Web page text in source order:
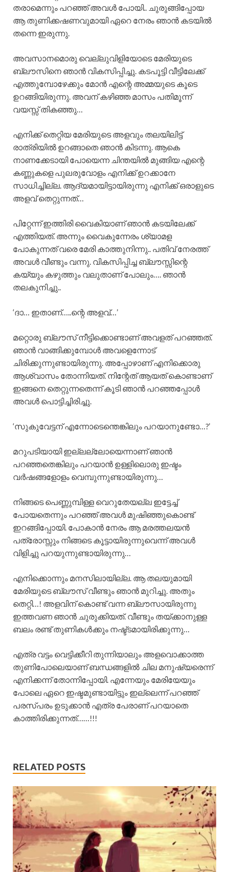
തരാമെന്നും പറഞ്ഞ് അവൾ പോയി.. ചുരുങ്ങിപ്പോയ
ആ തുണിക്കഷണവുമായി ഏറെ നേരം ഞാൻ കടയിൽ
തന്നെ ഇരുന്നു.
അവസാനമൊരു വെല്ലുവിളിയോടെ മേരിയുടെ
ബ്ലൗസിനെ ഞാൻ വികസിപ്പിച്ചു. കടപൂട്ടി വീട്ടിലേക്ക്
എത്തുമ്പോഴേക്കും മോൻ എന്റെ അമ്മയുടെ കൂടെ
ഉറങ്ങിയിരുന്നു. അവന് കഴിഞ്ഞ മാസം പതിമൂന്ന്
വയസ്സ് തികഞ്ഞു…
എനിക്ക് തെറ്റിയ മേരിയുടെ അളവും തലയിലിട്ട്
രാത്രിയിൽ ഉറങ്ങാതെ ഞാൻ കിടന്നു. ആകെ
നാണക്കേടായി പോയെന്ന ചിന്തയിൽ മുങ്ങിയ എന്റെ
കണ്ണുകളെ പുലരുവോളം എനിക്ക് ഉറക്കാനേ
സാധിച്ചില്ല. ആദ്യമായിട്ടായിരുന്നു എനിക്ക് ഒരാളുടെ
അളവ് തെറ്റുന്നത്…
പിറ്റേന്ന് ഇത്തിരി വൈകിയാണ് ഞാൻ കടയിലേക്ക്
എത്തിയത്. അന്നും വൈകുന്നേരം ശ്യാമള
പോകുന്നത് വരെ മേരി കാത്തുനിന്നു.. പതിവ് നേരത്ത്
അവൾ വീണ്ടും വന്നു. വികസിപ്പിച്ച ബ്ലൗസ്സിന്റെ
കയ്യും കഴുത്തും വലുതാണ് പോലും…. ഞാൻ
തലകുനിച്ചു..
‘ദാ… ഇതാണ്…..ന്റെ അളവ്…’
മറ്റൊരു ബ്ലൗസ് നീട്ടിക്കൊണ്ടാണ് അവളത് പറഞ്ഞത്.
ഞാൻ വാങ്ങിക്കുമ്പോൾ അവളെന്നോട്
ചിരിക്കുന്നുണ്ടായിരുന്നു. അപ്പോഴാണ് എനിക്കൊരു
ആശ്വാസം തോന്നിയത്. നിന്റേത് ആയത് കൊണ്ടാണ്
ഇങ്ങനെ തെറ്റുന്നതെന്ന് കൂടി ഞാൻ പറഞ്ഞപ്പോൾ
അവൾ പൊട്ടിച്ചിരിച്ചു.
‘സുകുവേട്ടന് എന്നോടെന്തെങ്കിലും പറയാനുണ്ടോ…?’
മറുപടിയായി ഇല്ലല്ലോയെന്നാണ് ഞാൻ
പറഞ്ഞതെങ്കിലും പറയാൻ ഉള്ളിലൊരു ഇഷ്ടം
വർഷങ്ങളോളം വെമ്പുന്നുണ്ടായിരുന്നു…
നിങ്ങടെ പെണ്ണുമ്പിള്ള വെറുതേയല്ല ഇട്ടേച്ച്
പോയതെന്നും പറഞ്ഞ് അവൾ മുഷിഞ്ഞുകൊണ്ട്
ഇറങ്ങിപ്പോയി. പോകാൻ നേരം ആ മരത്തലയൻ
പത്രോസ്സും നിങ്ങടെ കൂട്ടായിരുന്നുവെന്ന് അവൾ
വിളിച്ചു പറയുന്നുണ്ടായിരുന്നു…
എനിക്കൊന്നും മനസിലായില്ല. ആ തലയുമായി
മേരിയുടെ ബ്ലൗസ് വീണ്ടും ഞാൻ മുറിച്ചു. അതും
തെറ്റി…! അളവിന് കൊണ്ട് വന്ന ബ്ലൗസായിരുന്നു
ഇത്തവണ ഞാൻ ചുരുക്കിയത്. വീണ്ടും തയ്ക്കാനുള്ള
ബലം രണ്ട് തുണികൾക്കും നഷ്ട്ടമായിരിക്കുന്നു…
എത്ര വട്ടം വെട്ടിക്കീറി തുന്നിയാലും അളവൊക്കാത്ത
തുണിപോലെയാണ് ബന്ധങ്ങളിൽ ചില മനുഷ്യരെന്ന്
എനിക്കന്ന് തോന്നിപ്പോയി. എന്നേയും മേരിയേയും
പോലെ ഏറെ ഇഷ്ടമുണ്ടായിട്ടും ഇല്ലെന്ന് പറഞ്ഞ്
പരസ്പരം ഉടുക്കാൻ എത്ര പേരാണ് പറയാതെ
കാത്തിരിക്കുന്നത്……!!!
RELATED POSTS